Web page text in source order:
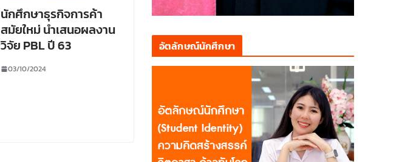
นักศึกษาธุรกิจการค้า
สมัยใหม่ นำเสนอผลงาน
วิจัย PBL ปี 63
03/10/2024
อัตลักษณ์นักศึกษา